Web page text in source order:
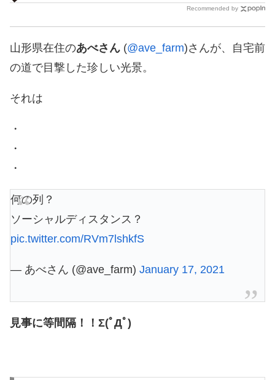
Recommended by
山形県在住のあべさん (@ave_farm)さんが、自宅前
の道で目撃した珍しい光景。
それは
・
・
・
何の列？
ソーシャルディスタンス？
pic.twitter.com/RVm7lshkfS
— あべさん (@ave_farm) January 17, 2021
見事に等間隔！！Σ(ﾟДﾟ)